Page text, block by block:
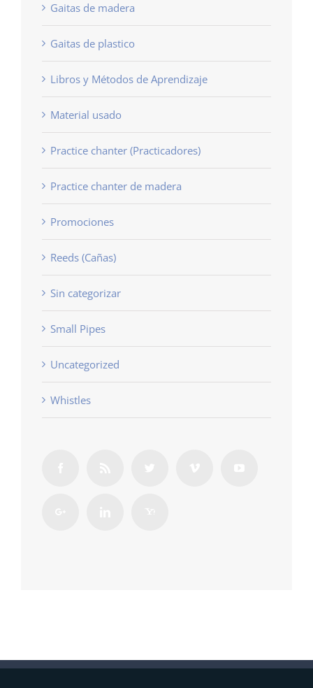
Gaitas de madera
Gaitas de plastico
Libros y Métodos de Aprendizaje
Material usado
Practice chanter (Practicadores)
Practice chanter de madera
Promociones
Reeds (Cañas)
Sin categorizar
Small Pipes
Uncategorized
Whistles